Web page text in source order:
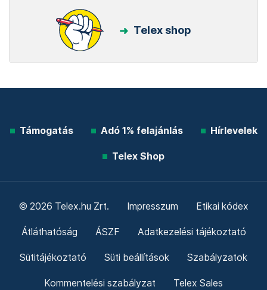
Telex shop
Támogatás Adó 1% felajánlás Hírlevelek
Telex Shop
© 2026 Telex.hu Zrt. Impresszum Etikai kódex
Átláthatóság ÁSZF Adatkezelési tájékoztató
Sütitájékoztató Süti beállítások Szabályzatok
Kommentelési szabályzat Telex Sales